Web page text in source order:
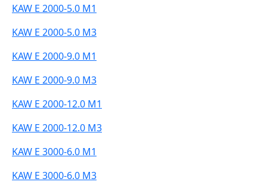
KAW E 2000-5.0 M1
KAW E 2000-5.0 M3
KAW E 2000-9.0 M1
KAW E 2000-9.0 M3
KAW E 2000-12.0 M1
KAW E 2000-12.0 M3
KAW E 3000-6.0 M1
KAW E 3000-6.0 M3